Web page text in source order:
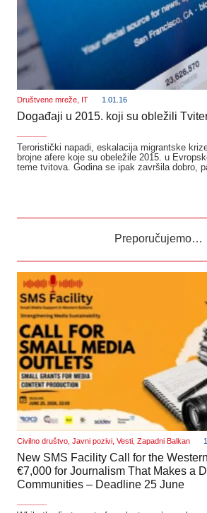
Društvene mreže IT 1.01.16
Događaji u 2015. koji su obležili
Teroristički napadi, eskalacija migrantske
brojne afere koje su obeležile 2015. u
teme tvitova. Godina se ipak završila dobro,
Preporučujemo…
Civilno društvo, Javni pozivi, Vesti, Zapadni Balkan
New SMS Facility Call for the
€7,000 for Journalism That Makes a
Communities – Deadline 25 June